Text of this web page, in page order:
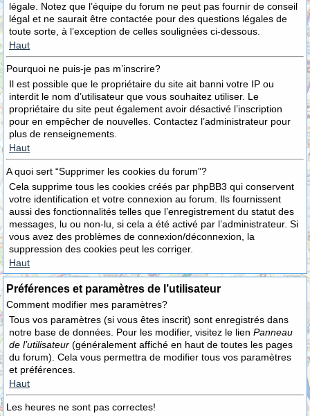
légale. Notez que l’équipe du forum ne peut pas fournir de conseil
légal et ne saurait être contactée pour des questions légales de
toute sorte, à l’exception de celles soulignées ci-dessous.
Haut
Pourquoi ne puis-je pas m’inscrire?
Il est possible que le propriétaire du site ait banni votre IP ou
interdit le nom d’utilisateur que vous souhaitez utiliser. Le
propriétaire du site peut également avoir désactivé l’inscription
pour en empêcher de nouvelles. Contactez l’administrateur pour
plus de renseignements.
Haut
A quoi sert “Supprimer les cookies du forum”?
Cela supprime tous les cookies créés par phpBB3 qui conservent
votre identification et votre connexion au forum. Ils fournissent
aussi des fonctionnalités telles que l’enregistrement du statut des
messages, lu ou non-lu, si cela a été activé par l’administrateur. Si
vous avez des problèmes de connexion/déconnexion, la
suppression des cookies peut les corriger.
Haut
Préférences et paramètres de l’utilisateur
Comment modifier mes paramètres?
Tous vos paramètres (si vous êtes inscrit) sont enregistrés dans
notre base de données. Pour les modifier, visitez le lien Panneau
de l’utilisateur (généralement affiché en haut de toutes les pages
du forum). Cela vous permettra de modifier tous vos paramètres
et préférences.
Haut
Les heures ne sont pas correctes!